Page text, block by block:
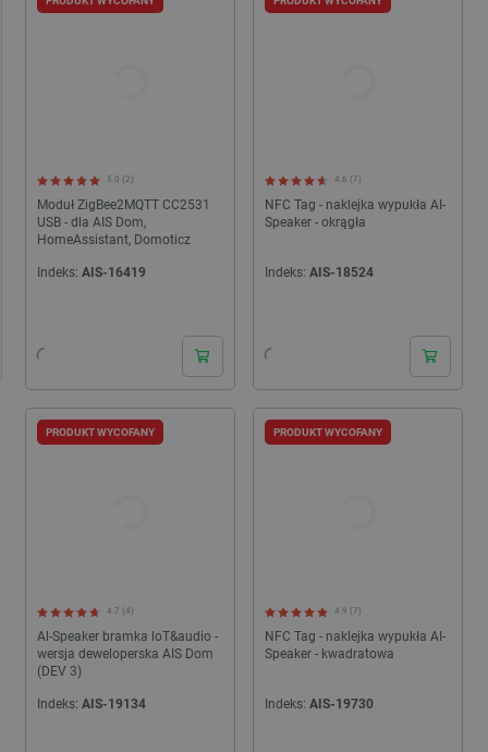
Moduł ZigBee2MQTT CC2531
USB - dla AIS Dom,
HomeAssistant, Domoticz
5.0 (2)
Indeks: AIS-16419
NFC Tag - naklejka wypukła AI-
Speaker - okrągła
4.6 (7)
Indeks: AIS-18524
Al-Speaker bramka loT&audio -
wersja deweloperska AIS Dom
(DEV 3)
4.7 (4)
Indeks: AIS-19134
PRODUKT WYCOFANY
NFC Tag - naklejka wypukła AI-
Speaker - kwadratowa
4.9 (7)
Indeks: AIS-19730
PRODUKT WYCOFANY